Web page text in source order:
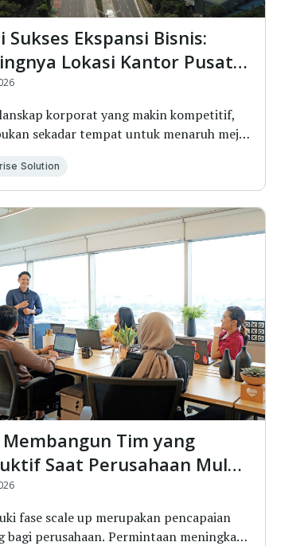
Sukses Ekspansi Bisnis:
Lokasi Kantor Pusat
Menentukan Kredibilitas
korporat yang makin kompetitif,
sekadar tempat untuk menaruh meja
Solution
Membangun Tim yang
Saat Perusahaan Mulai
pencapaian
bagi perusahaan. Permintaan meningkat,